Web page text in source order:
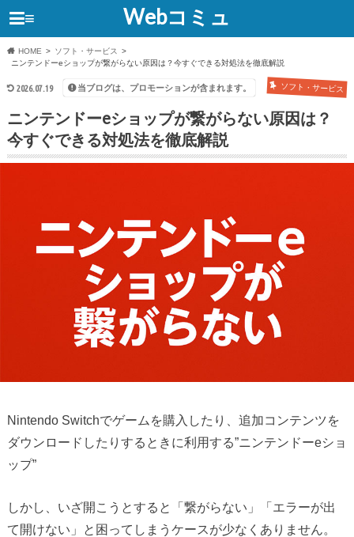
Webコミュ
≡
HOME
ソフト・サービス
ニンテンドーeショップが繋がらない原因は？今すぐできる対処法を徹底解説
2026.07.19 ソフト・サービス
当ブログは、プロモーションが含まれます。
ニンテンドーeショップが繋がらない原因は？
今すぐできる対処法を徹底解説
Nintendo Switchでゲームを購入したり、追加コンテンツを
ダウンロードしたりするときに利用する”ニンテンドーeショ
ップ”
しかし、いざ開こうとすると「繋がらない」「エラーが出
て開けない」と困ってしまうケースが少なくありません。